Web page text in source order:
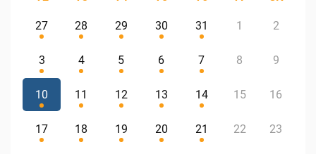
27 28 29 30 31 1 2
3 4 5 6 7 8 9
10 11 12 13 14 15 16
17 18 19 20 21 22 23